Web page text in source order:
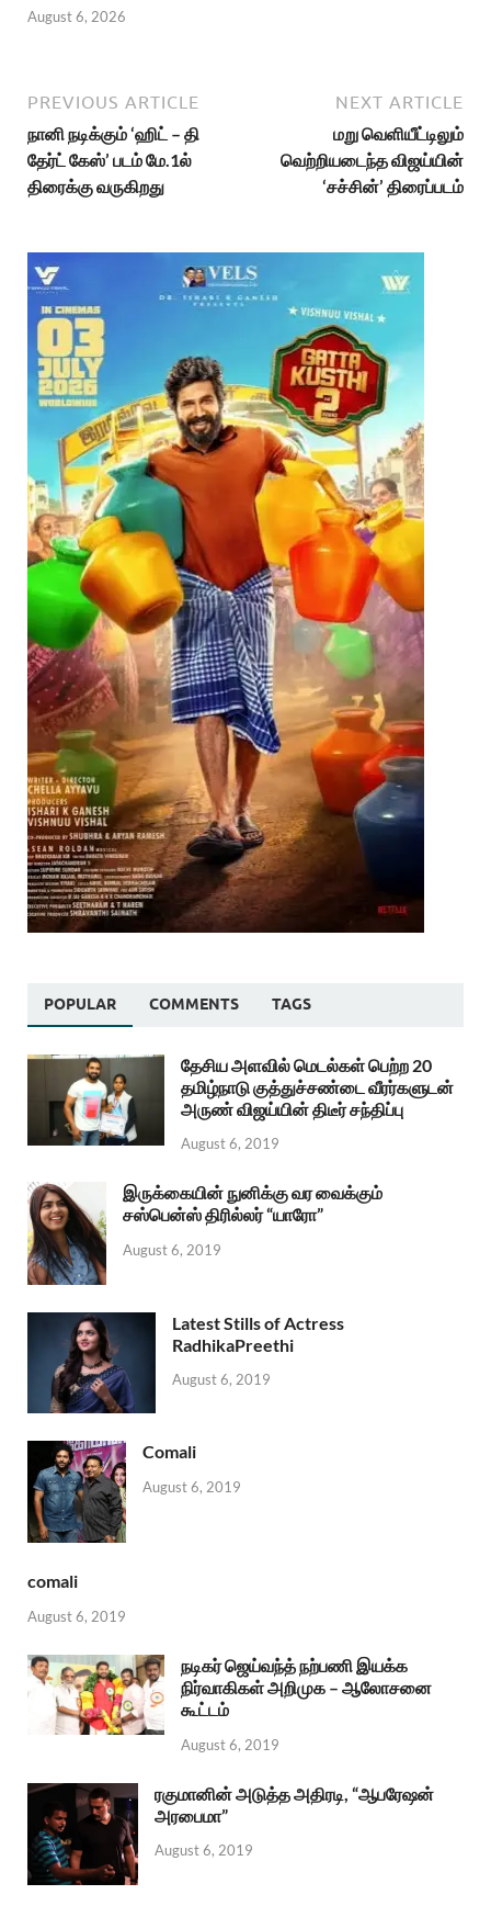
August 6, 2026
PREVIOUS ARTICLE
நானி நடிக்கும் ‘ஹிட் – தி
தேர்ட் கேஸ்’ படம் மே.1ல்
திரைக்கு வருகிறது
NEXT ARTICLE
மறு வெளியீட்டிலும்
வெற்றியடைந்த விஜய்யின்
‘சச்சின்’ திரைப்படம்
POPULAR COMMENTS TAGS
தேசிய அளவில் மெடல்கள் பெற்ற 20
தமிழ்நாடு குத்துச்சண்டை வீரர்களுடன்
அருண் விஜய்யின் திடீர் சந்திப்பு
August 6, 2019
இருக்கையின் நுனிக்கு வர வைக்கும்
சஸ்பென்ஸ் திரில்லர் “யாரோ”
August 6, 2019
Latest Stills of Actress
RadhikaPreethi
August 6, 2019
Comali
August 6, 2019
comali
August 6, 2019
நடிகர் ஜெய்வந்த் நற்பணி இயக்க
நிர்வாகிகள் அறிமுக – ஆலோசனை
கூட்டம்
August 6, 2019
ரகுமானின் அடுத்த அதிரடி, “ஆபரேஷன்
அரபைமா”
August 6, 2019